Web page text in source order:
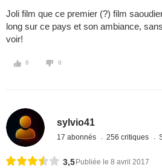
Joli film que ce premier (?) film
long sur ce pays et son ambiance,
voir!
0 0
sylvio41
17 abonnés 256 critiques
3,5 Publiée le 8 avril 2017